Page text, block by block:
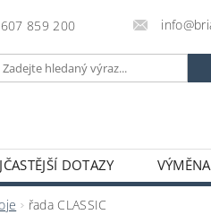
607 859 200
DOTAZY
řada CLASSIC